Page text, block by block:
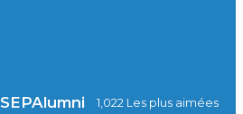
1,022 Les plus aimées